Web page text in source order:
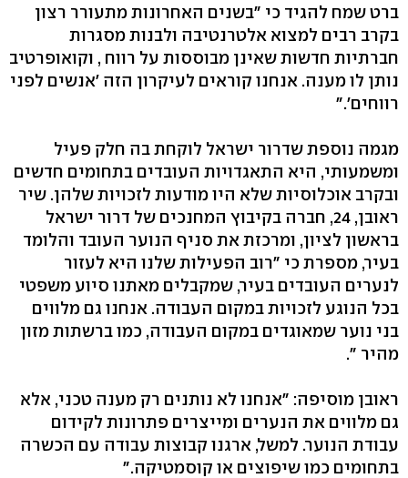
ברט שמח להגיד כי "בשנים האחרונות מתעורר רצון
בקרב רבים למצוא אלטרנטיבה ולבנות מסגרות
חברתיות חדשות שאינן מבוססות על רווח , וקואופרטיב
נותן לו מענה. אנחנו קוראים לעיקרון הזה 'אנשים לפני
רווחים'."
מגמה נוספת שדרור ישראל לוקחת בה חלק פעיל
ומשמעותי, היא התאגדויות העובדים בתחומים חדשים
ובקרב אוכלוסיות שלא היו מודעות לזכויות שלהן. שיר
ראובן, 24, חברה בקיבוץ המחנכים של דרור ישראל
בראשון לציון, ומרכזת את סניף הנוער העובד והלומד
בעיר, מספרת כי "רוב הפעילות שלנו היא לעזור
לנערים העובדים בעיר, שמקבלים מאתנו סיוע משפטי
בכל הנוגע לזכויות במקום העבודה. אנחנו גם מלווים
בני נוער שמאוגדים במקום העבודה, כמו ברשתות מזון
מהיר ".
ראובן מוסיפה: "אנחנו לא נותנים רק מענה טכני, אלא
גם מלווים את הנערים ומייצרים פתרונות לקידום
עבודת הנוער. למשל, ארגנו קבוצות עבודה עם הכשרה
בתחומים כמו שיפוצים או קוסמטיקה."